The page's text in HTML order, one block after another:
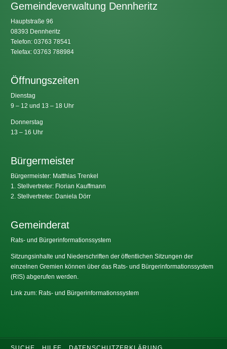
Gemeindeverwaltung Dennheritz
Hauptstraße 96
08393 Dennheritz
Telefon: 03763 78541
Telefax: 03763 788984
Öffnungszeiten
Dienstag
9 – 12 und 13 – 18 Uhr
Donnerstag
13 – 16 Uhr
Bürgermeister
Bürgermeister: Matthias Trenkel
1. Stellvertreter: Florian Kauffmann
2. Stellvertreter: Daniela Dörr
Gemeinderat
Rats- und Bürgerinformationssystem
Sitzungsinhalte und Niederschriften der öffentlichen Sitzungen der
einzelnen Gremien können über das Rats- und Bürgerinformationssystem
(RIS) abgerufen werden.
Link zum: Rats- und Bürgerinformationssystem